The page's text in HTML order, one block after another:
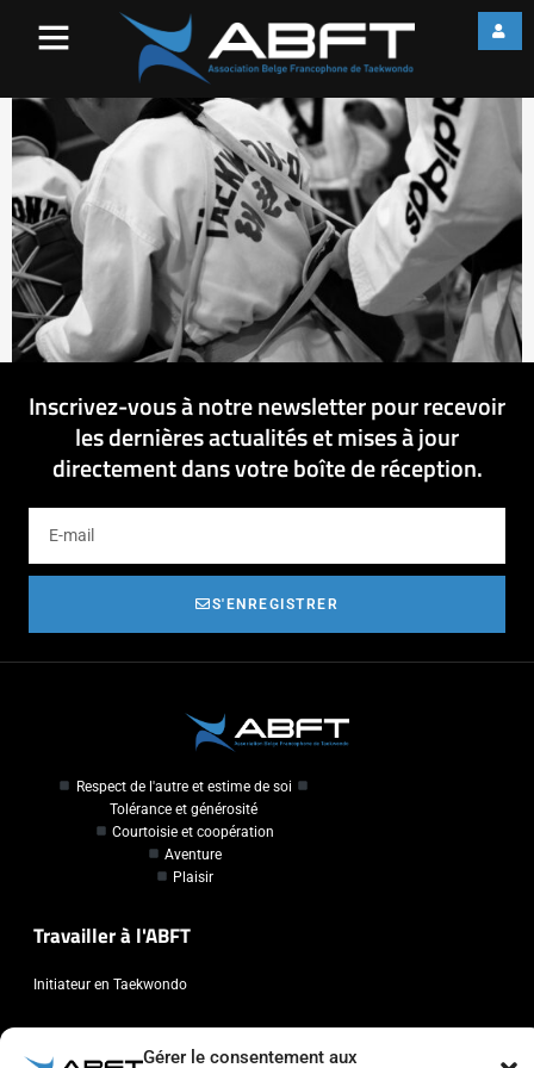
Gérer le consentement aux
Inscrivez-vous à notre newsletter pour recevoir
les dernières actualités et mises à jour
directement dans votre boîte de réception.
S'ENREGISTRER
Respect de l'autre et estime de soi
Tolérance et générosité
Courtoisie et coopération
Aventure
Plaisir
Travailler à l'ABFT
Initiateur en Taekwondo